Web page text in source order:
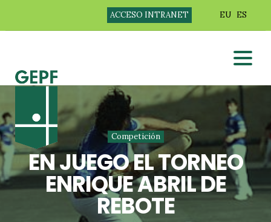
ACCESO INTRANET EU ES
Competición
EN JUEGO EL TORNEO
ENRIQUE ABRIL DE
REBOTE